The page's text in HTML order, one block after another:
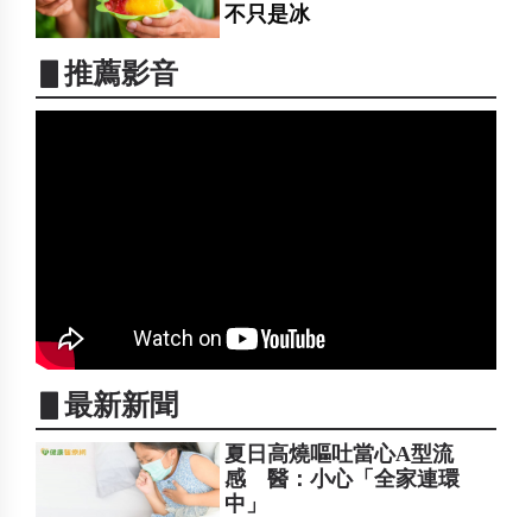
不只是冰
▋推薦影音
▋最新新聞
夏日高燒嘔吐當心A型流
感 醫：小心「全家連環
中」